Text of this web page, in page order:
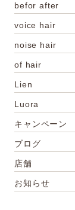
befor after
voice hair
noise hair
of hair
Lien
Luora
キャンペーン
ブログ
店舗
お知らせ